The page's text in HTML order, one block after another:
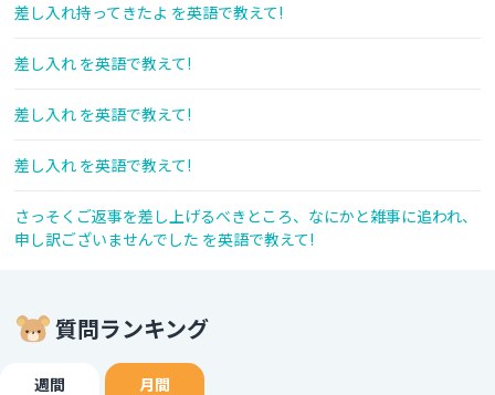
差し入れ持ってきたよ を英語で教えて!
差し入れ を英語で教えて!
差し入れ を英語で教えて!
差し入れ を英語で教えて!
さっそくご返事を差し上げるべきところ、なにかと雑事に追われ、
申し訳ございませんでした を英語で教えて!
質問ランキング
週間 月間